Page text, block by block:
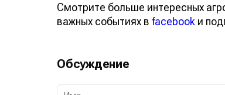
Смотрите больше интересных